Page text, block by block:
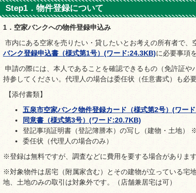
Step1．物件登録について
1．空家バンクへの物件登録申込み
市内にある空家を売りたい・貸したいとお考えの所有者で、
バンク登録申込書（様式第1号）(ワード:24.3KB)に必要事項
申請の際には、本人であることを確認できるもの（免許証
持参してください。代理人の場合は委任状（任意書式）も必要
【添付書類】
五泉市空家バンク物件登録カード（様式第2号）(ワー
同意書（様式第3号）(ワード:20.7KB)
登記事項証明書（登記簿謄本）の写し（建物・土地）
委任状（代理人の場合のみ）
※登録は無料ですが、調査などに費用を要する場合があります
※対象物件は居宅（附属家含む）とその建物が立っている宅
地、土地のみの取引は対象外です。（店舗兼居宅は可）